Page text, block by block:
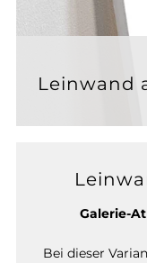
Leinwand
Galerie-
Bei dieser